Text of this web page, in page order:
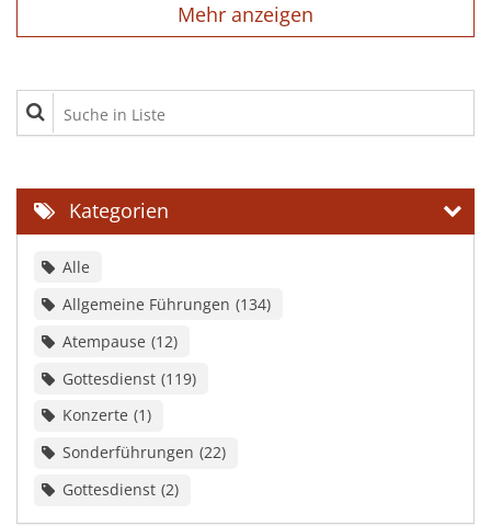
Mehr anzeigen
Suche in Liste
Kategorien
Alle
Allgemeine Führungen 134
Atempause 12
Gottesdienst 119
Konzerte 1
Sonderführungen 22
Gottesdienst 2